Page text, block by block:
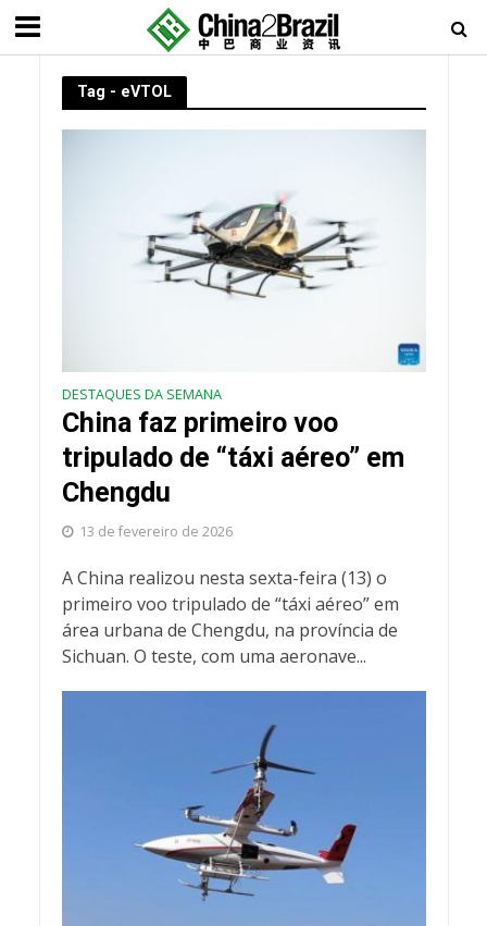
Tag - eVTOL
DESTAQUES DA SEMANA
China faz primeiro voo
tripulado de “táxi aéreo” em
Chengdu
13 de fevereiro de 2026
A China realizou nesta sexta-feira (13) o
primeiro voo tripulado de “táxi aéreo” em
área urbana de Chengdu, na província de
Sichuan. O teste, com uma aeronave...